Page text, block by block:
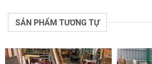
SẢN PHẨM TƯƠNG TỰ